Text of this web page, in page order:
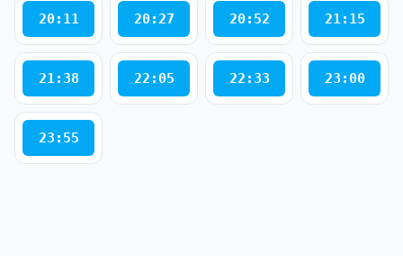
20:11 20:27 20:52 21:15
21:38 22:05 22:33 23:00
23:55